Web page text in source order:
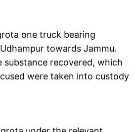
one truck bearing
towards Jammu.
recovered, which
were taken into custody